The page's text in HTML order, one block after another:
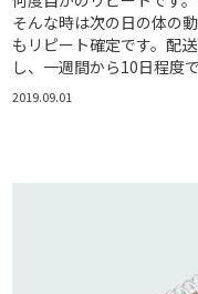
そんな時は次の日の体の
もリピート確定です。配
し、一週間から10日程度
2019.09.01